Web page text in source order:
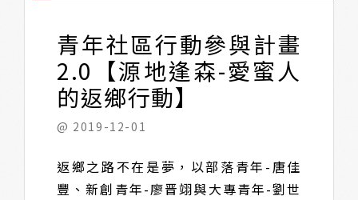
青年社區行動參與計畫
2.0【源地逢森-愛蜜人
的返鄉行動】
@ 2019-12-01
返鄉之路不在是夢，以部落青年-唐佳
豐、新創青年-廖晋翊與大專青年-劉世